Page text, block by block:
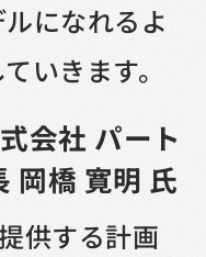
になれるよ
いきます。
会社 パート
岡橋 寛明 氏
供する計画